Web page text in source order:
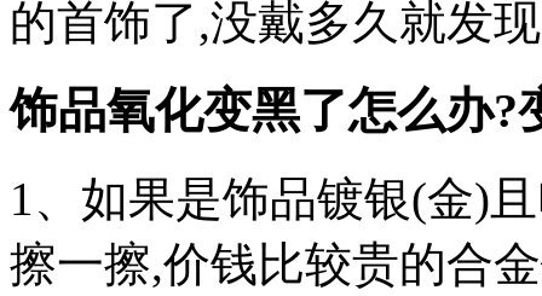
的首饰了,没戴多久就发
饰品氧化变黑了怎么办?
1、如果是饰品镀银(金)
擦一擦,价钱比较贵的合